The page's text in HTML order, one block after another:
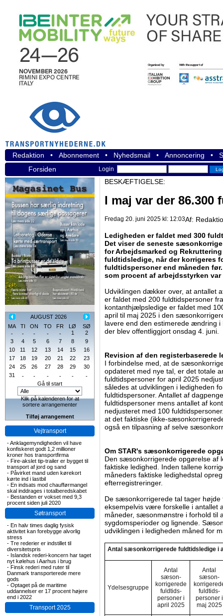
Redaktion • Abonnement • Nyhedsmail • Annoncering •
Forsiden
Login
AUGUST 2026
MA
TI ON TO FR LØ
SØ
-
- - - - 1
2
3
4 5 6 7 8
9
10
11 12 13 14 15
16
17
18 19 20 21 22
23
24
25 26 27 28 29
30
31
- - - - -
-
Gå til start
Klik på kalenderen for at
sortere arrangementer
Tilføj arrangement
Vejtransport
-Anklagemyndigheden vil have
konfiskeret godt 1,2 millioner
kroner hos transportfirma
- Fire-akslet tip-trailer er bygget til
transport af jord og sand
- Påvirket mand uden kørekort
kørte ind i lastbil
- En indsats mod chaufførmangel
skal inddrages i totalberedskabet
- Bestanden er vokset med 9,3
procent siden juli 2020
Søtransport
- En halv times daglig fysisk
aktivitet kan forebygge alvorlig
stress
- Tre rederier er indstillet til
diversitetspris
- Islandsk rederi-koncern har taget
nyt kølehus i Aarhus i brug
- Finsk rederi med ruter til
Danmark transporterede mere
gods
- Optaget på de maritime
uddannelser er 17 procent højere
end i 2022
Transport 2025
BESKÆFTIGELSE:
I maj var der 86.300
Fredag 20. juni 2025 kl: 12:03Af:
Ledigheden er faldet med 300
Det viser de seneste
for Arbejdsmarked og Rekruttering
fuldtidsledige, når der korrigeres
fuldtidspersoner end måneden
som procent af arbejdsstyrken
Udviklingen dækker over, at antallet
er faldet med 200 fuldtidspersoner
kontanthjælpsledige er faldet med
april til maj 2025 i den
lavere end den estimerede ændring
der blev offentliggjort onsdag 4. juni.
Revision af den registerbaserede
I forbindelse med, at de
opdateret med nye tal, er det totale
fuldtidspersoner for april 2025
således at udviklingen i ledigheden
fuldtidspersoner. Antallet af
fuldtidspersoner mens antallet af
nedjusteret med 100
at det faktiske (ikke-
også en tilpasning af selve
Om STAR's sæsonkorrigerede
Den sæsonkorrigerede opgørelse af
faktiske ledighed. Inden tallene
måneders faktiske ledighedstal
efterregistreringer.
De sæsonkorrigerede tal tager
eksempelvis være forskelle i antallet
måneder, sæsonmønstre i forhold til
sygdomsperioder og lignende.
udviklingen i ledigheden måned for
Antal sæsonkorrigerede fuldtidsledige i
Ydelsesgruppe
Antal
sæson-
korrigerede
fuldtids-
personer i
april 2025
Antal
sæson-
fuldtids-
personer i
maj 2025